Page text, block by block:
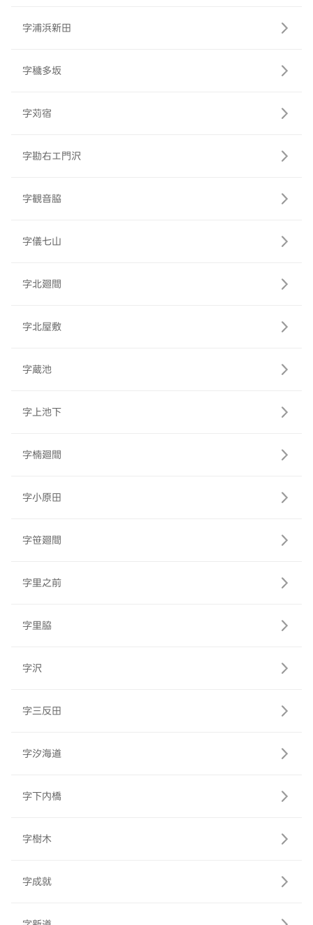
字浦浜新田
字穢多坂
字苅宿
字勘右エ門沢
字観音脇
字儀七山
字北廻間
字北屋敷
字蔵池
字上池下
字楠廻間
字小原田
字笹廻間
字里之前
字里脇
字沢
字三反田
字汐海道
字下内橋
字樹木
字成就